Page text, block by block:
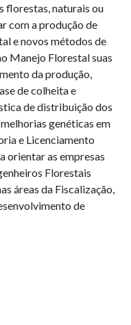
florestas, naturais ou
com a produção de
e novos métodos de
Manejo Florestal suas
da produção,
de colheita e
de distribuição dos
genéticas em
e Licenciamento
orientar as empresas
Florestais
áreas da Fiscalização,
de